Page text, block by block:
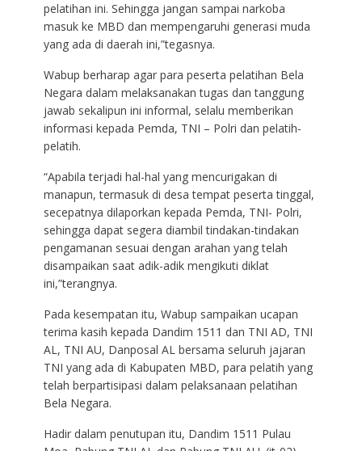
pelatihan ini. Sehingga jangan sampai narkoba
masuk ke MBD dan mempengaruhi generasi muda
yang ada di daerah ini,”tegasnya.
Wabup berharap agar para peserta pelatihan Bela
Negara dalam melaksanakan tugas dan tanggung
jawab sekalipun ini informal, selalu memberikan
informasi kepada Pemda, TNI – Polri dan pelatih-
pelatih.
“Apabila terjadi hal-hal yang mencurigakan di
manapun, termasuk di desa tempat peserta tinggal,
secepatnya dilaporkan kepada Pemda, TNI- Polri,
sehingga dapat segera diambil tindakan-tindakan
pengamanan sesuai dengan arahan yang telah
disampaikan saat adik-adik mengikuti diklat
ini,”terangnya.
Pada kesempatan itu, Wabup sampaikan ucapan
terima kasih kepada Dandim 1511 dan TNI AD, TNI
AL, TNI AU, Danposal AL bersama seluruh jajaran
TNI yang ada di Kabupaten MBD, para pelatih yang
telah berpartisipasi dalam pelaksanaan pelatihan
Bela Negara.
Hadir dalam penutupan itu, Dandim 1511 Pulau